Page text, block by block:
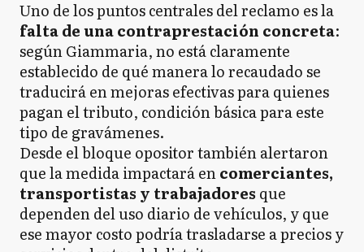
Uno de los puntos centrales del reclamo es la
falta de una contraprestación concreta:
según Giammaria, no está claramente
establecido de qué manera lo recaudado se
traducirá en mejoras efectivas para quienes
pagan el tributo, condición básica para este
tipo de gravámenes.
Desde el bloque opositor también alertaron
que la medida impactará encomerciantes,
transportistas y trabajadores que
dependen del uso diario de vehículos, y que
ese mayor costo podría trasladarse a precios y